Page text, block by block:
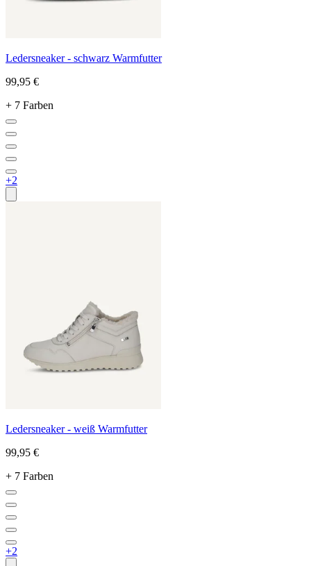
Ledersneaker - schwarz Warmfutter
99,95 €
+ 7 Farben
+2
Ledersneaker - weiß Warmfutter
99,95 €
+ 7 Farben
+2